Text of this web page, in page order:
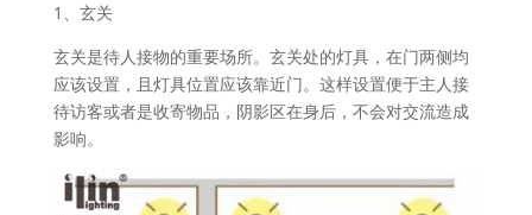
1、玄关
玄关是待人接物的重要场所。玄关处的灯具，在门两侧均
应该设置，且灯具位置应该靠近门。这样设置便于主人接
待访客或者是收寄物品，阴影区在身后，不会对交流造成
影响。